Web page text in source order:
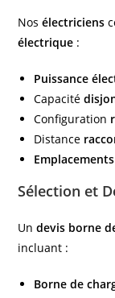
Nosélectriciens
électrique :
Puissance
Capacité
Configuration
Distance
Emplacements
Sélection et
Undevis borne
incluant :
Borne de